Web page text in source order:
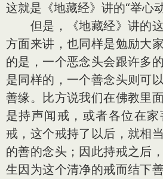
这就是《地藏经》讲的“举心
但是，《地藏经》讲的这
方面来讲，也同样是勉励大
的是，一个恶念头会跟许多
是同样的，一个善念头则可
善缘。比方说我们在佛教里
是持声闻戒，或者各位在
戒，这个戒持了以后，就相
的善的念头；因此持戒之后
生因为这个清净的戒而结下